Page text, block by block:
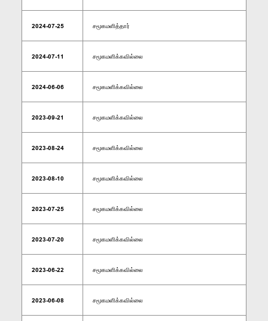
2024-07-25 சமூகமளித்தார்
2024-07-11 சமூகமளிக்கவில்லை
2024-06-06 சமூகமளிக்கவில்லை
2023-09-21 சமூகமளிக்கவில்லை
2023-08-24 சமூகமளிக்கவில்லை
2023-08-10 சமூகமளிக்கவில்லை
2023-07-25 சமூகமளிக்கவில்லை
2023-07-20 சமூகமளிக்கவில்லை
2023-06-22 சமூகமளிக்கவில்லை
2023-06-08 சமூகமளிக்கவில்லை